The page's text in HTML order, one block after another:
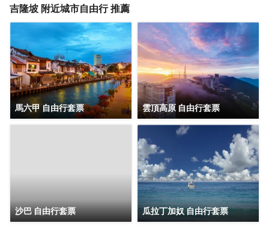
自己的房間舒適的用餐，酒店可提供客房服務。若是覺得酒
的香蘭葉蛋奶煎糕、Nobu（日本料理）的Black Cod With
Miso和Restoran Rebung Chef Ismail（東南亞菜）的亞參叻
沙或許能勾起您的食慾。酒店種類繁多的休閒設施能為每一
位下榻於此的您創造多元化的休閒空間，這其中包括按摩室
和室外泳池。酒店的會議廳將熱情的服務與專業的素質完美
地結合在一起。客人如需兌換貨幣，酒店會為您提供外幣兌
換服務。
吉隆坡 附近城市自由行 推薦
馬六甲 自由行套票 雲頂高原 自由行套票
沙巴 自由行套票 瓜拉丁加奴 自由行套票